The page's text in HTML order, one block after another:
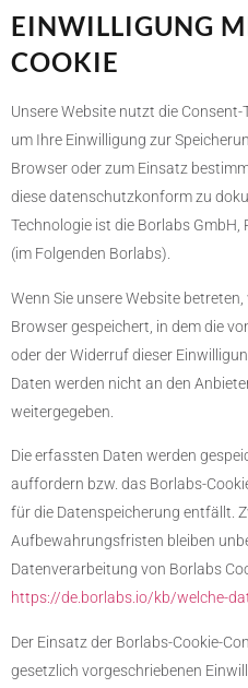
EINWILLIGUNG
COOKIE
Unsere Website nutzt die
um Ihre Einwilligung zur
Browser oder zum Einsatz
diese datenschutzkonform zu
Technologie ist die Borlabs
(im Folgenden Borlabs).
Wenn Sie unsere Website
Browser gespeichert, in dem die
oder der Widerruf dieser
Daten werden nicht an den
weitergegeben.
Die erfassten Daten werden
auffordern bzw. das Borlabs-
für die Datenspeicherung entfällt.
Aufbewahrungsfristen bleiben
Datenverarbeitung von Borlabs
https://de.borlabs.io/kb/welche-
Der Einsatz der Borlabs-Cookie-
gesetzlich vorgeschriebenen